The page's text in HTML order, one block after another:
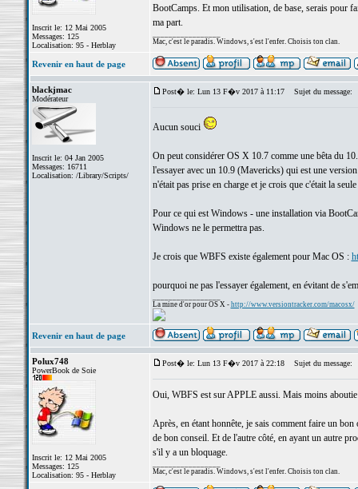
Inscrit le: 12 Mai 2005
Messages: 125
Localisation: 95 - Herblay
BootCamps. Et mon utilisation, de base, serais pour
ma part.
Mac, c'est le paradis. Windows, s'est l'enfer. Choisis ton clan.
Revenir en haut de page
blackjmac
Modérateur
Inscrit le: 04 Jan 2005
Messages: 16711
Localisation: /Library/Scripts/
Post� le: Lun 13 F�v 2017 à 11:17 Sujet du message:
Aucun souci
On peut considérer OS X 10.7 comme une bêta du
l'essayer avec un 10.9 (Mavericks) qui est une
n'était pas prise en charge et je crois que c'était la
Pour ce qui est Windows - une installation via
Windows ne le permettra pas.
Je crois que WBFS existe également pour Mac OS :
pourquoi ne pas l'essayer également, en évitant de
La mine d'or pour OS X - http://www.versiontracker.com/macosx/
Revenir en haut de page
Polux748
PowerBook de Soie
Inscrit le: 12 Mai 2005
Messages: 125
Localisation: 95 - Herblay
Post� le: Lun 13 F�v 2017 à 22:18 Sujet du message:
Oui, WBFS est sur APPLE aussi. Mais moins
Après, en étant honnête, je sais comment faire un
de bon conseil. Et de l'autre côté, en ayant un autre
s'il y a un bloquage.
Mac, c'est le paradis. Windows, s'est l'enfer. Choisis ton clan.